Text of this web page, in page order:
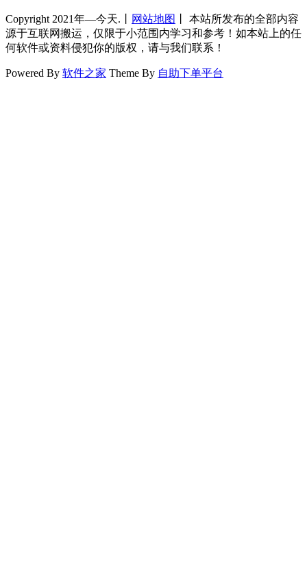
Copyright 2021年—今天.丨 网站地图
丨 本站所发布的全部内容
源于互联网搬运，仅限于小范围内学习和参考！如本站上的任
何软件或资料侵犯你的版权，请与我们联系！
Powered By 软件之家 Theme By 自助下单平台